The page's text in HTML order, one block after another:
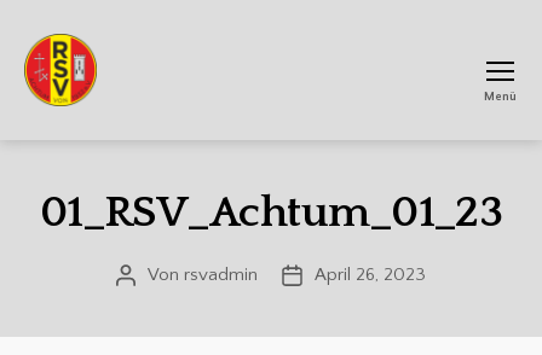
Menü
01_RSV_Achtum_01_23
Beitragsautor
Von rsvadmin Veröffentlichungsdatum
April 26, 2023